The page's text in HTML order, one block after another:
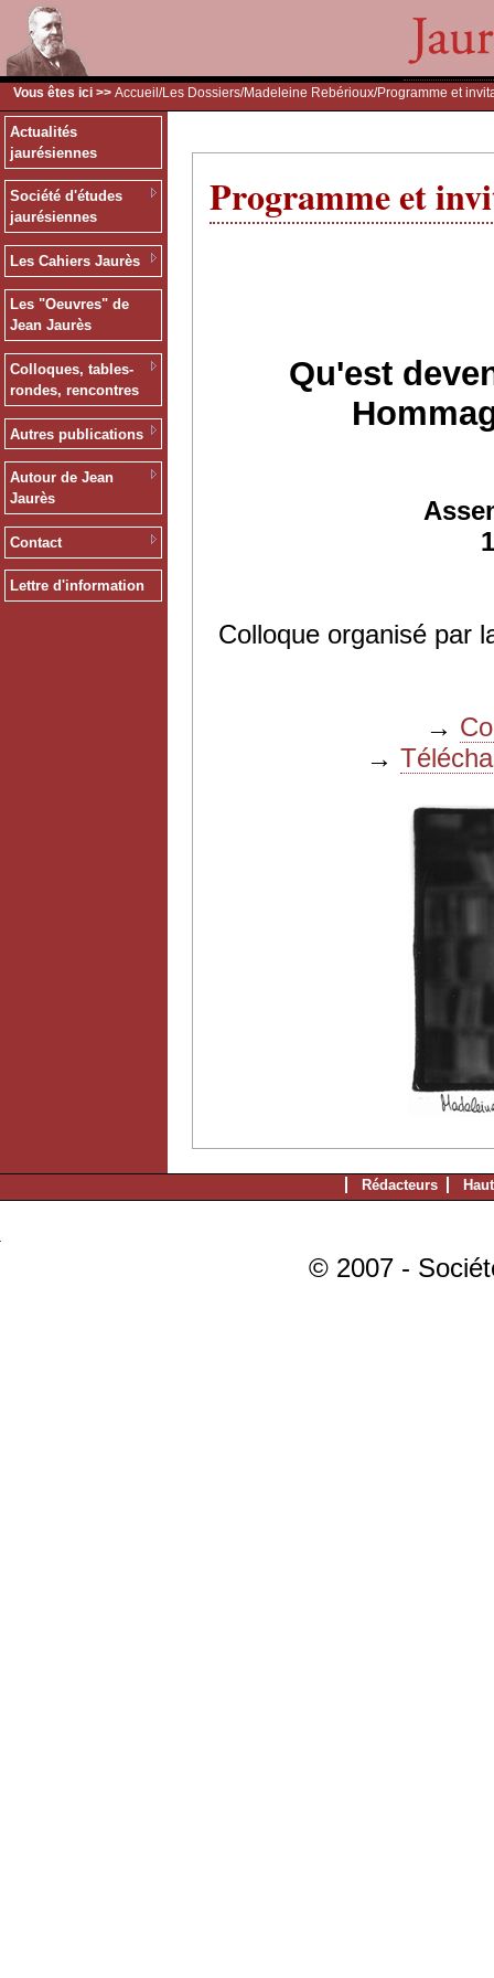
Vous êtes ici >> Accueil /Les Dossiers/Madeleine Rebérioux/Programme et
Actualités
jaurésiennes
Société d'études
jaurésiennes
Les Cahiers Jaurès
Les "Oeuvres" de
Jean Jaurès
Colloques, tables-
rondes, rencontres
Autres publications
Autour de Jean
Jaurès
Contact
Lettre d'information
Programme et
Qu'est
Colloque organisé par
→
→
Rédacteurs
© 2007 -